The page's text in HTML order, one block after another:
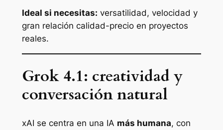
Ideal si necesitas: versatilidad, velocidad y
gran relación calidad-precio en proyectos
reales.
Grok 4.1: creatividad y
conversación natural
xAI se centra en una IA más humana, con